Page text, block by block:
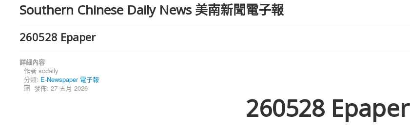
Southern Chinese Daily News 美南新聞電子報
260528 Epaper
詳細內容
作者 scdaily
分類: E-Newspaper 電子報
發佈: 27 五月 2026
260528 Epaper